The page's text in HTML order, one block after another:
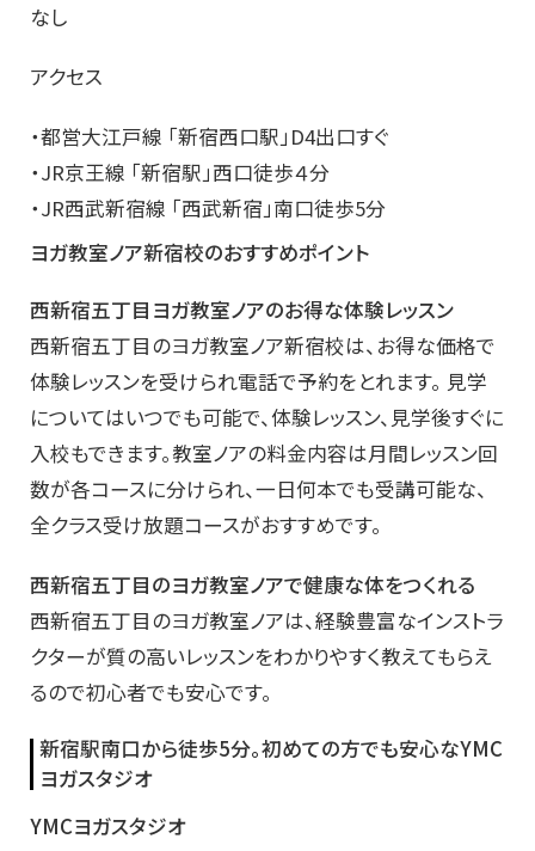
なし
アクセス
・都営大江戸線 「新宿西口駅」D4出口すぐ
・JR京王線 「新宿駅」西口徒歩４分
・JR西武新宿線 「西武新宿」南口徒歩5分
ヨガ教室ノア新宿校のおすすめポイント
西新宿五丁目ヨガ教室ノアのお得な体験レッスン
西新宿五丁目のヨガ教室ノア新宿校は、お得な価格で
体験レッスンを受けられ電話で予約をとれます。 見学
についてはいつでも可能で、体験レッスン、見学後すぐに
入校もできます。教室ノアの料金内容は月間レッスン回
数が各コースに分けられ、一日何本でも受講可能な、
全クラス受け放題コースがおすすめです。
西新宿五丁目のヨガ教室ノアで健康な体をつくれる
西新宿五丁目のヨガ教室ノアは、経験豊富なインストラ
クターが質の高いレッスンをわかりやすく教えてもらえ
るので初心者でも安心です。
新宿駅南口から徒歩5分。初めての方でも安心なYMC
ヨガスタジオ
YMCヨガスタジオ